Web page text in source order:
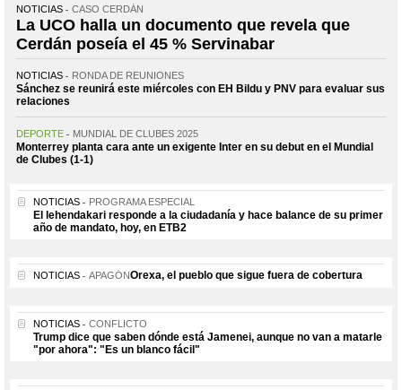
NOTICIAS CASO CERDÁN
La UCO halla un documento que revela que
Cerdán poseía el 45 % Servinabar
NOTICIAS RONDA DE REUNIONES
Sánchez se reunirá este miércoles con EH Bildu y PNV para evaluar sus
relaciones
DEPORTE MUNDIAL DE CLUBES 2025
Monterrey planta cara ante un exigente Inter en su debut en el Mundial
de Clubes (1-1)
NOTICIAS PROGRAMA ESPECIAL
El lehendakari responde a la ciudadanía y hace balance de su primer
año de mandato, hoy, en ETB2
NOTICIAS APAGÓNOrexa, el pueblo que sigue fuera de cobertura
NOTICIAS CONFLICTO
Trump dice que saben dónde está Jamenei, aunque no van a matarle
"por ahora": "Es un blanco fácil"